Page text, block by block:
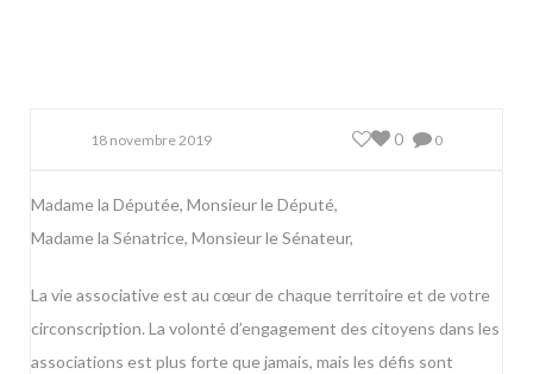
18 novembre 2019 0
0
Madame la Députée, Monsieur le Député,
Madame la Sénatrice, Monsieur le Sénateur,
La vie associative est au cœur de chaque territoire et de votre
circonscription. La volonté d’engagement des citoyens dans les
associations est plus forte que jamais, mais les défis sont